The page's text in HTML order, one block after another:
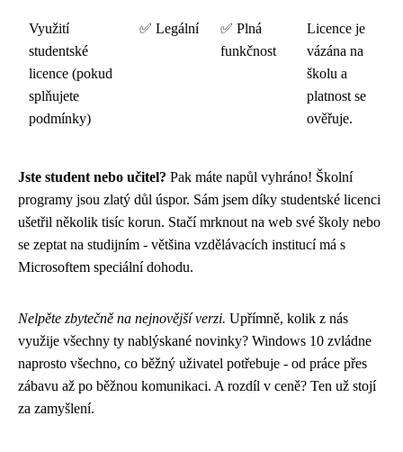
Využití
studentské
licence (pokud
splňujete
podmínky)
✅ Legální
✅ Plná
funkčnost
Licence je
vázána na
školu a
platnost se
ověřuje.
Jste student nebo učitel? Pak máte napůl vyhráno! Školní
programy jsou zlatý důl úspor. Sám jsem díky studentské licenci
ušetřil několik tisíc korun. Stačí mrknout na web své školy nebo
se zeptat na studijním - většina vzdělávacích institucí má s
Microsoftem speciální dohodu.
Nelpěte zbytečně na nejnovější verzi. Upřímně, kolik z nás
využije všechny ty nablýskané novinky? Windows 10 zvládne
naprosto všechno, co běžný uživatel potřebuje - od práce přes
zábavu až po běžnou komunikaci. A rozdíl v ceně? Ten už stojí
za zamyšlení.